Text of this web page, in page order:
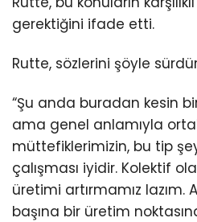
gerektiğini ifade etti.
Rutte, sözlerini şöyle
“Şu anda buradan kesin
ama genel anlamıyla
müttefiklerimizin, bu tip
çalışması iyidir. Kolektif
üretimi artırmamız lazım.
başına bir üretim